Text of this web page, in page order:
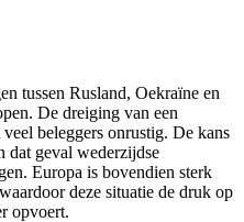
tussen Rusland, Oekraïne en
De dreiging van een
beleggers onrustig. De kans
dat geval wederzijdse
Europa is bovendien sterk
deze situatie de druk op
opvoert.